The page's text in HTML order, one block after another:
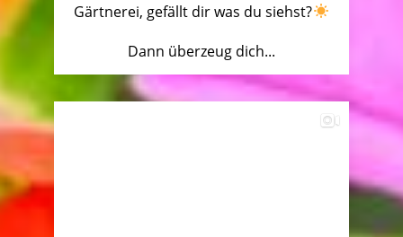
Gärtnerei, gefällt dir was du siehst?
Dann überzeug dich...